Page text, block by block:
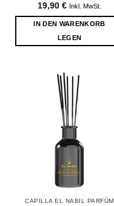
19,90 € Inkl. MwSt.
IN DEN WARENKORB
LEGEN
CAPILLA EL NABIL PARFÜM